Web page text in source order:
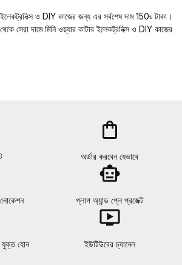
ইলেকট্রনিক্স ও DIY কাজের জন্য এর সর্বশেষ দাম 150৳ টাকা।
দামে মিনি ওয়্যার কাটার ইলেকট্রনিক্স ও DIY কাজের
shopping_bag
অর্ডার করবেন যেভাবে
smart_toy
প্লাগ অ্যান্ড প্লে প্রজেক্ট
যুক্ত হোন
ondemand_video
ইউটিউবের চ্যানেল